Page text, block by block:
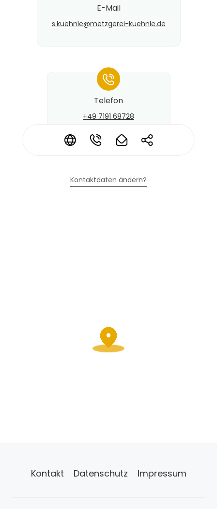
* * * *
E-Mail
s.kuehnle@​metzgerei-kuehnle.de
*
Telefon
+49 7191 68728
Kontaktdaten ändern?
Kontakt Datenschutz Impressum